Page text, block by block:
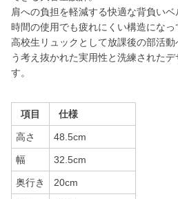
肩への負担を軽減する快適な背負い
時間の使用でも疲れにくい構造になっ
高校生リュックとして放課後の部活
う考え抜かれた実用性と洗練された
す。
項目 仕様
高さ 48.5cm
幅 32.5cm
奥行き 20cm